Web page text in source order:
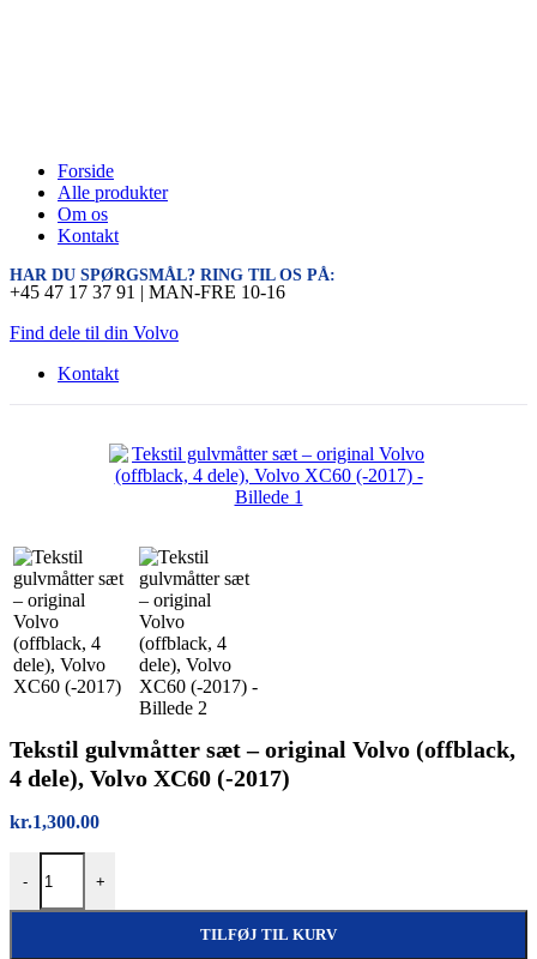
Forside
Alle produkter
Om os
Kontakt
HAR DU SPØRGSMÅL? RING TIL OS PÅ:
+45 47 17 37 91 | MAN-FRE 10-16
Find dele til din Volvo
Kontakt
Tekstil gulvmåtter sæt – original Volvo (offblack,
4 dele), Volvo XC60 (-2017)
kr.1,300.00
-
Tekstil gulvmåtter sæt – original Volvo (offblack, 4 dele), Volvo
+
TILFØJ TIL KURV